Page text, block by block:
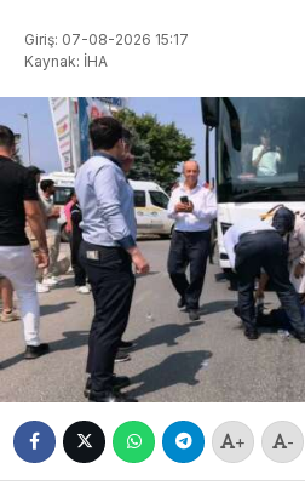
Giriş: 07-08-2026 15:17
Kaynak: İHA
+ -